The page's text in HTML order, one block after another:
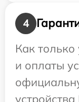
4
Как только
и оплаты